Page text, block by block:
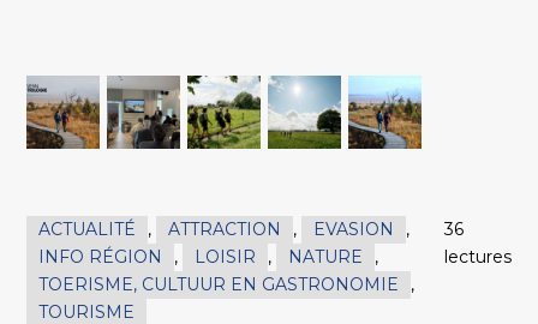
ACTUALITÉ , ATTRACTION , EVASION
,
INFO RÉGION
, LOISIR , NATURE
,
TOERISME, CULTUUR EN GASTRONOMIE
,
TOURISME
36
lectures